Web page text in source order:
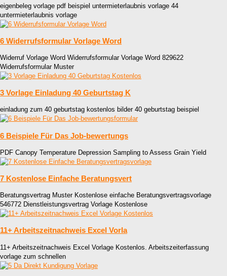
eigenbeleg vorlage pdf beispiel untermieterlaubnis vorlage 44
untermieterlaubnis vorlage
6 Widerrufsformular Vorlage Word
Widerruf Vorlage Word Widerrufsformular Vorlage Word 829622
Widerrufsformular Muster
3 Vorlage Einladung 40 Geburtstag K
einladung zum 40 geburtstag kostenlos bilder 40 geburtstag beispiel
6 Beispiele Für Das Job-bewertungs
PDF Canopy Temperature Depression Sampling to Assess Grain Yield
7 Kostenlose Einfache Beratungsvert
Beratungsvertrag Muster Kostenlose einfache Beratungsvertragsvorlage
546772 Dienstleistungsvertrag Vorlage Kostenlose
11+ Arbeitszeitnachweis Excel Vorla
11+ Arbeitszeitnachweis Excel Vorlage Kostenlos. Arbeitszeiterfassung
vorlage zum schnellen